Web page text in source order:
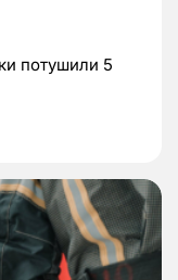
потушили 5